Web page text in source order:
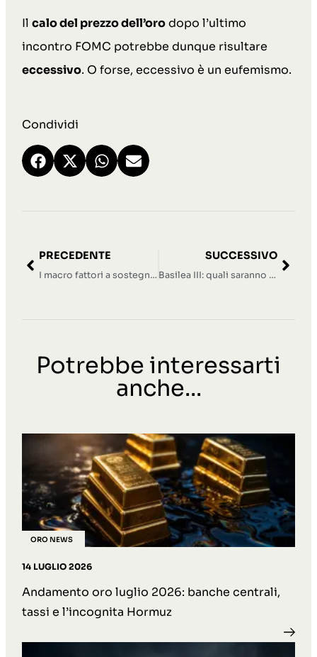
Il calo del prezzo dell’orodopo l’ultimo
incontro FOMC potrebbe dunque risultare
eccessivo. O forse, eccessivo è un eufemismo.
Condividi
PRECEDENTE
I macro fattori a sostegno dell’oro
SUCCESSIVO
Basilea III: quali saranno gli effetti sul mercato dell’oro
Potrebbe interessarti
anche...
ORO NEWS
14 LUGLIO 2026
Andamento oro luglio 2026: banche centrali,
tassi e l’incognita Hormuz